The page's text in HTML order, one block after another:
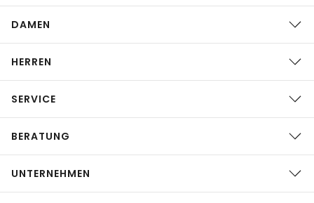
DAMEN
HERREN
SERVICE
BERATUNG
UNTERNEHMEN